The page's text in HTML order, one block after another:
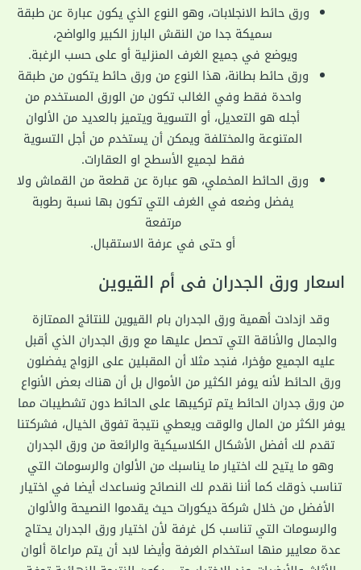
ورق حائط الانجلابات، وهو النوع الذي يكون عبارة عن طبقة
سميكة جدا من النقش البارز الكبير والواضح،
ويوضع في جميع الغرف المنزلية أو على حسب الرغبة.
ورق حائط بطانة، هذا النوع من ورق حائط يتكون من طبقة
واحدة فقط وفي الغالب تكون من الورق المستخدم من
أجله هو التعديل، أو التسوية ويتميز بالعديد من الألوان
المتنوعة والمختلفة ويمكن أن يستخدم من أجل التسوية
فقط لجميع الأسطح او العقارات.
ورق الحائط المخملي، هو عبارة عن قطعة من القماش ولا
يفضل وضعه في الغرف التي تكون بها نسبة رطوبة
مرتفعة
أو حتى في عرفة الاستقبال.
اسعار ورق الجدران فى أم القيوين
وقد ازدادت أهمية ورق الجدران بام القيوين للنتائج الممتازة
والجمال والأناقة التي تحصل عليها مع ورق الجدران الذي أقبل
عليه الجميع مؤخرا، فنجد مثلا أن المقبلين على الزواج يفضلون
ورق الحائط لأنه يوفر الكثير من الأموال بل أن هناك بعض الأنواع
من ورق جدران الحائط يتم تركيبها على الحائط دون تشطيبات مما
يوفر الكثر من المال والوقت ويعطي نتيجة تفوق الخيال، فشركتنا
تقدم لك أفضل الأشكال الكلاسيكية والرائعة من ورق الجدران
وهو ما يتيح لك اختيار ما يناسبك من الألوان والرسومات التي
تناسب ذوقك كما أننا نقدم لك النصائح ونساعدك أيضا في اختيار
الأفضل من خلال شركة ديكورات حيث يقدموا النصيحة والألوان
والرسومات التي تناسب كل غرفة لأن اختيار ورق الجدران يحتاج
عدة معايير منها استخدام الغرفة وأيضا لابد أن يتم مراعاة ألوان